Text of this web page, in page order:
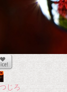
じろ